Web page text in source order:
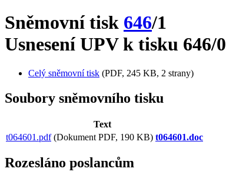
Sněmovní tisk 646/1
Usnesení UPV k tisku 646/0
Celý sněmovní tisk (PDF, 245 KB, 2 strany)
Soubory sněmovního tisku
Text
t064601.pdf(Dokument PDF, 190 KB) t064601.doc
Rozesláno poslancům